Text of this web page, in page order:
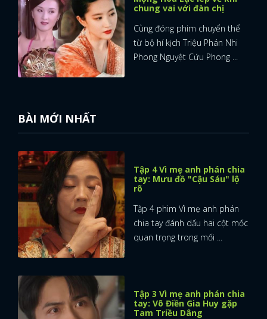
chung vai với đàn chị
Cùng đóng phim chuyển thể
từ bộ hí kịch Triệu Phán Nhi
Phong Nguyệt Cứu Phong ...
BÀI MỚI NHẤT
Tập 4 Vì mẹ anh phán chia
tay: Mưu đồ "Cậu Sáu" lộ
rõ
Tập 4 phim Vì mẹ anh phán
chia tay đánh dấu hai cột mốc
quan trọng trong mối ...
Tập 3 Vì mẹ anh phán chia
tay: Võ Điền Gia Huy gặp
Tam Triều Dâng